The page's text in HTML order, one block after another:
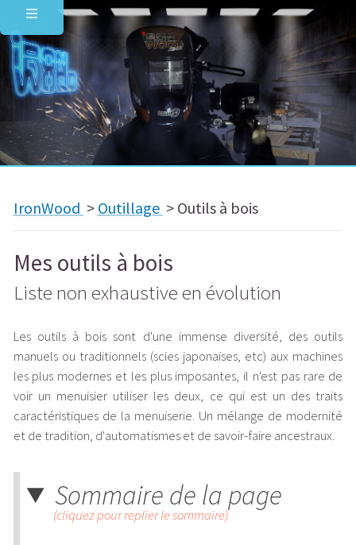
IronWood > Outillage > Outils à bois
Mes outils à bois
Liste non exhaustive en évolution
Les outils à bois sont d'une immense diversité, des outils
manuels ou traditionnels (scies japonaises, etc) aux machines
les plus modernes et les plus imposantes, il n'est pas rare de
voir un menuisier utiliser les deux, ce qui est un des traits
caractéristiques de la menuiserie. Un mélange de modernité
et de tradition, d'automatismes et de savoir-faire ancestraux.
Sommaire de la page
(cliquez pour replier le sommaire)